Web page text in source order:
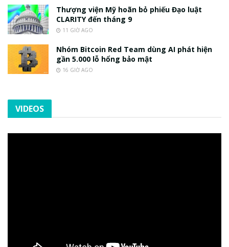
Thượng viện Mỹ hoãn bỏ phiếu Đạo luật
CLARITY đến tháng 9
11 GIỜ AGO
Nhóm Bitcoin Red Team dùng AI phát hiện
gần 5.000 lỗ hổng bảo mật
16 GIỜ AGO
VIDEOS